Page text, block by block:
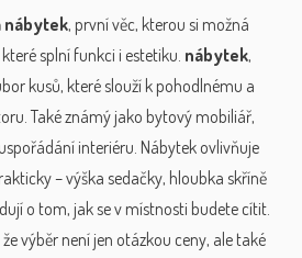
nábytek, první věc, kterou si možná
splní funkci i estetiku. nábytek,
kusů, které slouží k pohodlnému a
. Také známý jako bytový mobiliář,
interiéru. Nábytek ovlivňuje
– výška sedačky, hloubka skříně
o tom, jak se v místnosti budete cítit.
výběr není jen otázkou ceny, ale také